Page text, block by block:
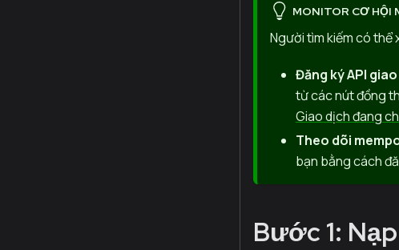
MONITOR CƠ HỘI
Người tìm kiếm có thể
Đăng ký API
từ các nút đồng
Giao dịch đang
Theo dõi
bạn bằng cách
Bước 1: